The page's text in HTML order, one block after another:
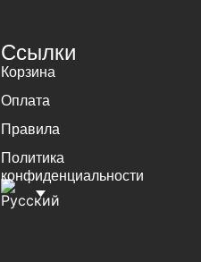
Ссылки
Корзина
Оплата
Правила
Политика
конфиденциальности